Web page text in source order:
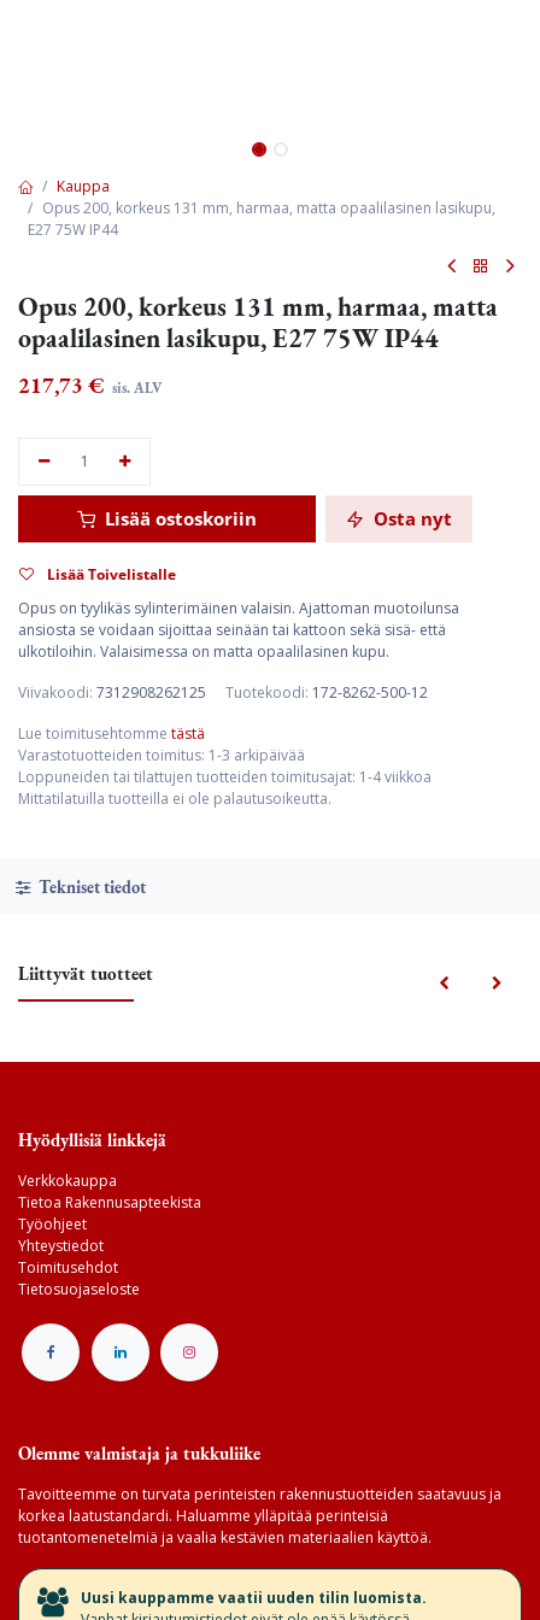
Kauppa
Opus 200, korkeus 131 mm, harmaa, matta opaalilasinen lasikupu,
E27 75W IP44
Opus 200, korkeus 131 mm, harmaa, matta
opaalilasinen lasikupu, E27 75W IP44
217,73 € sis. ALV
Lisää ostoskoriin Osta nyt
Lisää Toivelistalle
Opus on tyylikäs sylinterimäinen valaisin. Ajattoman muotoilunsa
ansiosta se voidaan sijoittaa seinään tai kattoon sekä sisä- että
ulkotiloihin. Valaisimessa on matta opaalilasinen kupu.
Viivakoodi: 7312908262125 Tuotekoodi: 172-8262-500-12
Lue toimitusehtomme tästä
Varastotuotteiden toimitus: 1-3 arkipäivää
Loppuneiden tai tilattujen tuotteiden toimitusajat: 1-4 viikkoa
Mittatilatuilla tuotteilla ei ole palautusoikeutta.
Tekniset tiedot
Liittyvät tuotteet
Hyödyllisiä linkkejä
Verkkokauppa
Tietoa Rakennusapteekista
Työohjeet
Yhteystiedot
Toimitusehdot
Tietosuojaseloste
Olemme valmistaja ja tukkuliike
Tavoitteemme on turvata perinteisten rakennustuotteiden saatavuus ja
korkea laatustandardi. Haluamme ylläpitää perinteisiä
tuotantomenetelmiä ja vaalia kestävien materiaalien käyttöä.
​Uusi kauppamme vaatii uuden tilin luomista.